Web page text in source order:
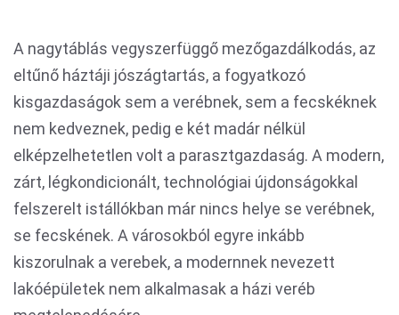
A nagytáblás vegyszerfüggő mezőgazdálkodás, az
eltűnő háztáji jószágtartás, a fogyatkozó
kisgazdaságok sem a verébnek, sem a fecskéknek
nem kedveznek, pedig e két madár nélkül
elképzelhetetlen volt a parasztgazdaság. A modern,
zárt, légkondicionált, technológiai újdonságokkal
felszerelt istállókban már nincs helye se verébnek,
se fecskének. A városokból egyre inkább
kiszorulnak a verebek, a modernnek nevezett
lakóépületek nem alkalmasak a házi veréb